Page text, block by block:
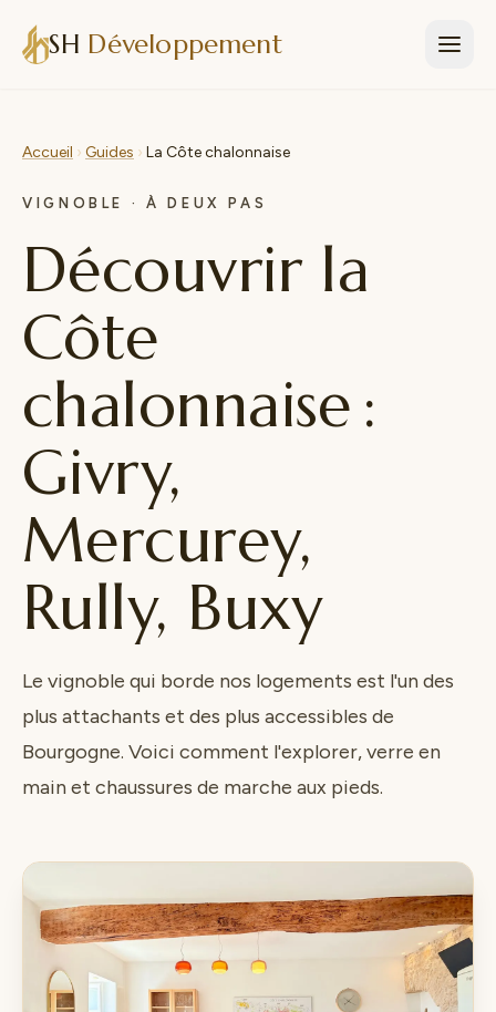
Aller au contenu
SH Développement
Accueil › Guides › La Côte chalonnaise
VIGNOBLE · À DEUX PAS
Découvrir la
Côte
chalonnaise :
Givry,
Mercurey,
Rully, Buxy
Le vignoble qui borde nos logements est l'un des
plus attachants et des plus accessibles de
Bourgogne. Voici comment l'explorer, verre en
main et chaussures de marche aux pieds.